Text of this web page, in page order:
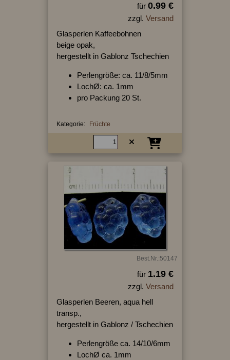
für 0.99 €
zzgl. Versand
Glasperlen Kaffeebohnen
beige opak,
hergestellt in Gablonz Tschechien
Perlengröße: ca. 11/8/5mm
LochØ: ca. 1mm
pro Packung 20 St.
Kategorie: Früchte
Best.Nr.:50147
für 1.19 €
zzgl. Versand
Glasperlen Beeren, aqua hell
transp.,
hergestellt in Gablonz / Tschechien
Perlengröße ca. 14/10/6mm
LochØ ca. 1mm